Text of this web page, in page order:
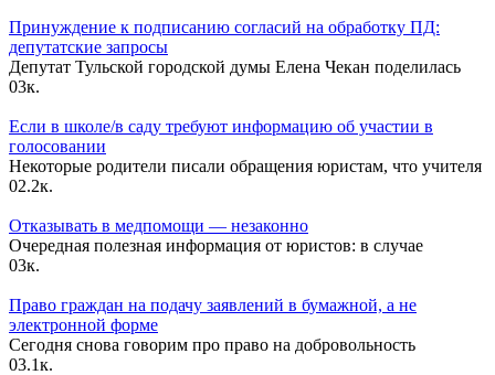
Принуждение к подписанию согласий на обработку ПД:
депутатские запросы
Депутат Тульской городской думы Елена Чекан поделилась
03к.
Если в школе/в саду требуют информацию об участии в
голосовании
Некоторые родители писали обращения юристам, что учителя
02.2к.
Отказывать в медпомощи — незаконно
Очередная полезная информация от юристов: в случае
03к.
Право граждан на подачу заявлений в бумажной, а не
электронной форме
Сегодня снова говорим про право на добровольность
03.1к.